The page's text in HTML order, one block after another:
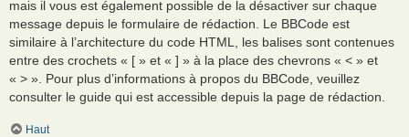
mais il vous est également possible de la désactiver sur chaque
message depuis le formulaire de rédaction. Le BBCode est
similaire à l’architecture du code HTML, les balises sont contenues
entre des crochets « [ » et « ] » à la place des chevrons « < » et
« > ». Pour plus d’informations à propos du BBCode, veuillez
consulter le guide qui est accessible depuis la page de rédaction.
Haut